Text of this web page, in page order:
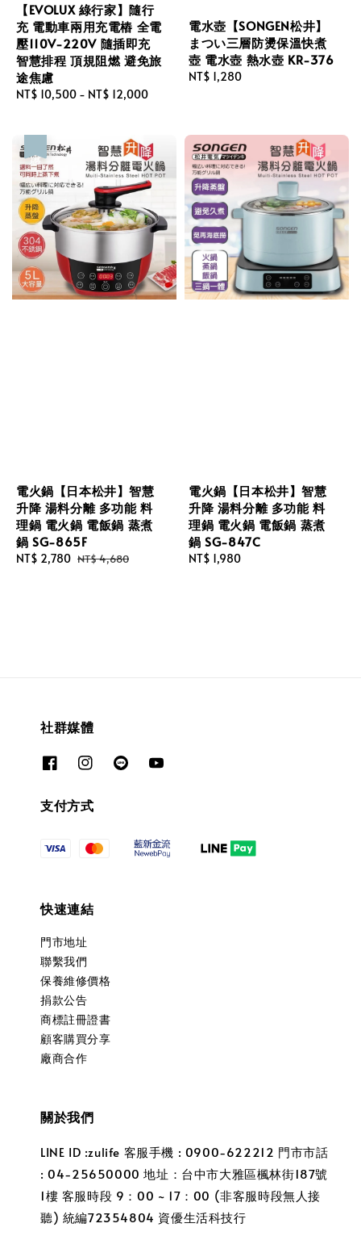
【EVOLUX 綠行家】隨行
充 電動車兩用充電樁 全電
壓110V-220V 隨插即充
智慧排程 頂規阻燃 避免旅
途焦慮
Regular
NT$ 10,500 - NT$ 12,000
電水壺【SONGEN松井】
まつい三層防燙保溫快煮
壺 電水壺 熱水壺 KR-376
Regular
NT$ 1,280
電火鍋【日本松井】智慧
升降 湯料分離 多功能 料
理鍋 電火鍋 電飯鍋 蒸煮
鍋 SG-865F
Sale
NT$ 2,780 Regular
NT$ 4,680
電火鍋【日本松井】智慧
升降 湯料分離 多功能 料
理鍋 電火鍋 電飯鍋 蒸煮
鍋 SG-847C
Regular
NT$ 1,980
社群媒體
支付方式
快速連結
門市地址
聯繫我們
保養維修價格
捐款公告
商標註冊證書
顧客購買分享
廠商合作
關於我們
LINE ID :zulife 客服手機 : 0900-622212 門市市話
: 04-25650000 地址：台中市大雅區楓林街187號
1樓 客服時段 9：00 ~ 17：00 (非客服時段無人接
聽) 統編72354804 資優生活科技行